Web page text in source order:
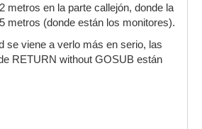
metros en la parte callejón, donde la
metros (donde están los monitores).
se viene a verlo más en serio, las
RETURN without GOSUB están